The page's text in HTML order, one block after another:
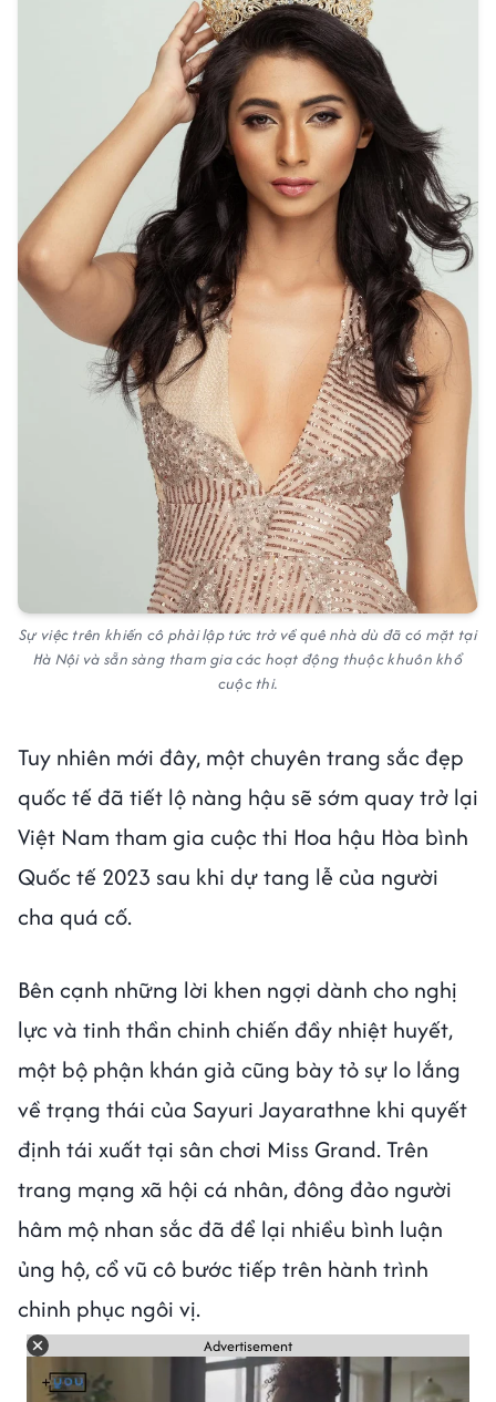
Sự việc trên khiến cô phải lập tức trở về quê nhà dù đã có mặt tại
Hà Nội và sẵn sàng tham gia các hoạt động thuộc khuôn khổ
cuộc thi.
Tuy nhiên mới đây, một chuyên trang sắc đẹp
quốc tế đã tiết lộ nàng hậu sẽ sớm quay trở lại
Việt Nam tham gia cuộc thi Hoa hậu Hòa bình
Quốc tế 2023 sau khi dự tang lễ của người
cha quá cố.
Bên cạnh những lời khen ngợi dành cho nghị
lực và tinh thần chinh chiến đầy nhiệt huyết,
một bộ phận khán giả cũng bày tỏ sự lo lắng
về trạng thái của Sayuri Jayarathne khi quyết
định tái xuất tại sân chơi Miss Grand. Trên
trang mạng xã hội cá nhân, đông đảo người
hâm mộ nhan sắc đã để lại nhiều bình luận
ủng hộ, cổ vũ cô bước tiếp trên hành trình
chinh phục ngôi vị.
Advertisement